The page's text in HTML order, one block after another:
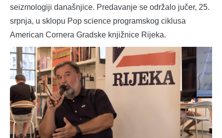
seizmologiji današnjice. Predavanje se održalo jučer, 25.
srpnja, u sklopu Pop science programskog ciklusa
American Cornera Gradske knjižnice Rijeka.